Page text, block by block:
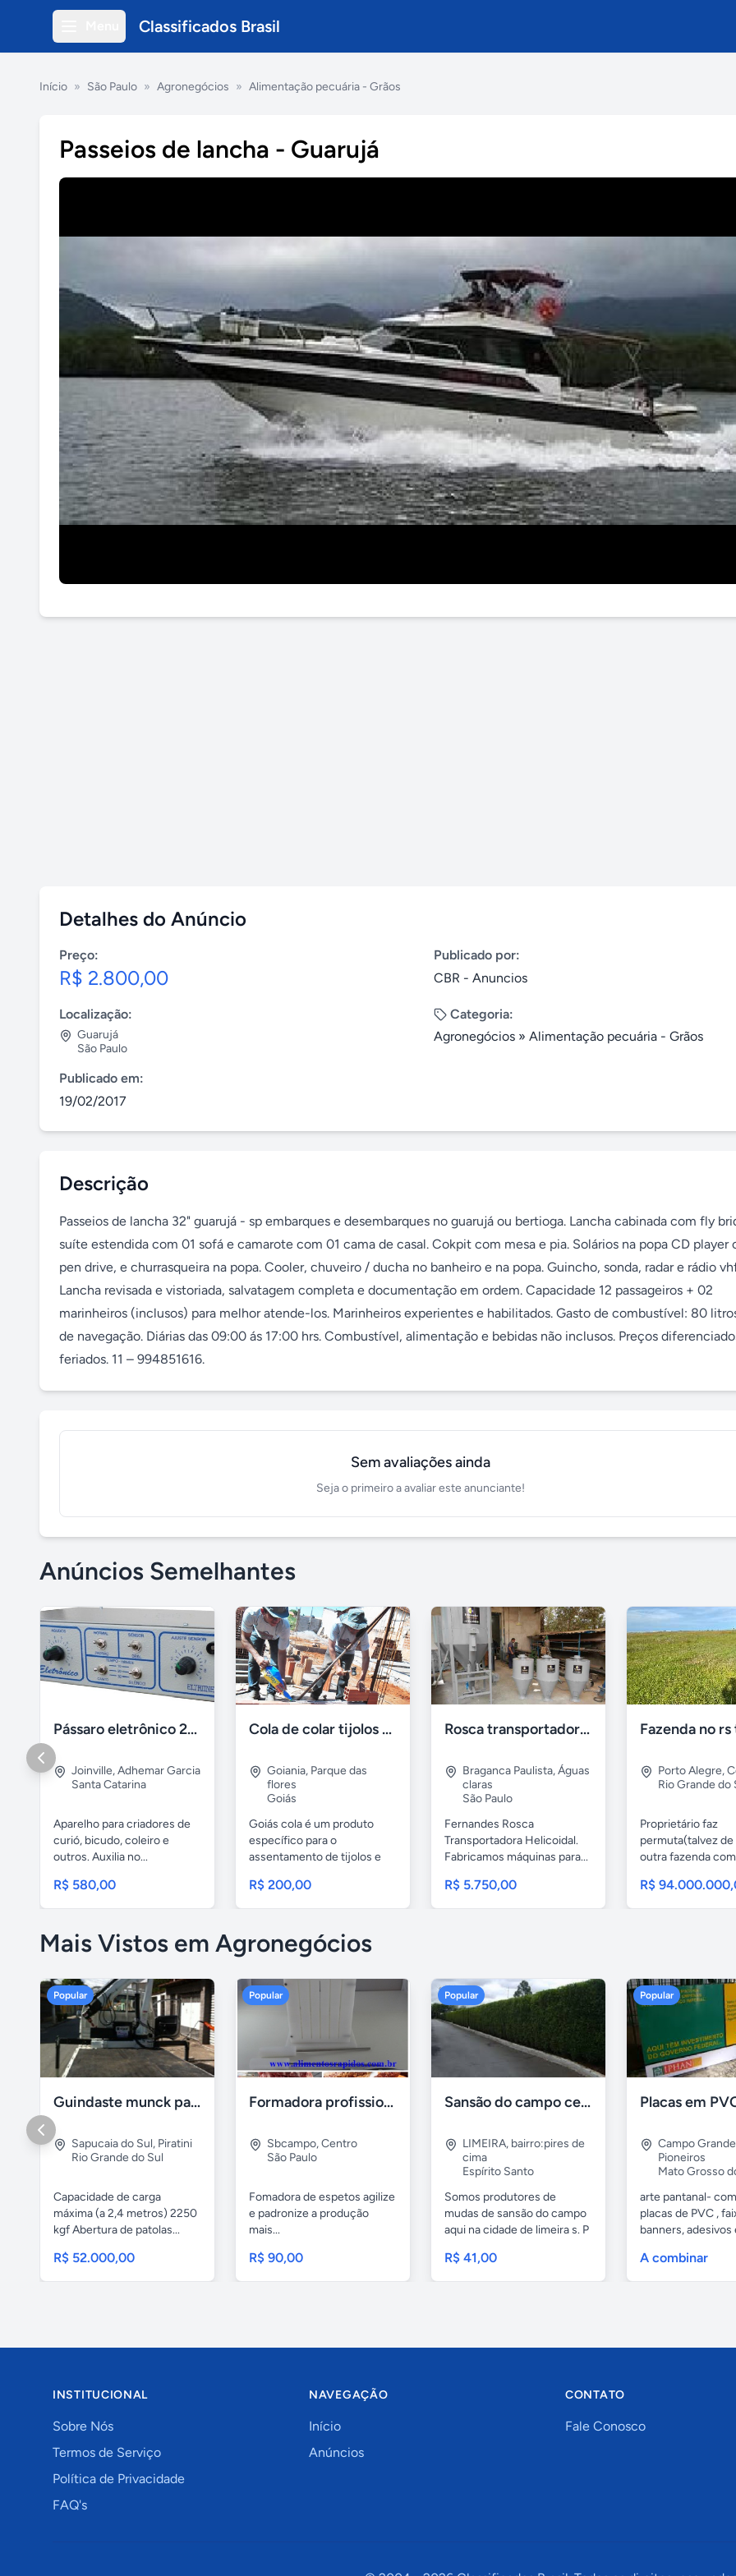
Classificados Brasil
Início » São Paulo » Agronegócios » Alimentação pecuária - Grãos
Passeios de lancha - Guarujá
Detalhes do Anúncio
Preço:
R$ 2.800,00
Publicado por:
CBR - Anuncios
Localização:
Guarujá
São Paulo
Categoria:
Agronegócios » Alimentação pecuária - Grãos
Publicado em:
19/02/2017
Descrição
Passeios de lancha 32" guarujá - sp embarques e desembarques no guarujá ou bertioga. Lancha cabinada com fly
suíte estendida com 01 sofá e camarote com 01 cama de casal. Cokpit com mesa e pia. Solários na popa CD player
pen drive, e churrasqueira na popa. Cooler, chuveiro / ducha no banheiro e na popa. Guincho, sonda, radar e rádio
Lancha revisada e vistoriada, salvatagem completa e documentação em ordem. Capacidade 12 passageiros + 02
marinheiros (inclusos) para melhor atende-los. Marinheiros experientes e habilitados. Gasto de combustível: 80
de navegação. Diárias das 09:00 ás 17:00 hrs. Combustível, alimentação e bebidas não inclusos. Preços
feriados. 11 – 994851616.
Sem avaliações ainda
Seja o primeiro a avaliar este anunciante!
Anúncios Semelhantes
Pássaro eletrônico 2- curió- bicudo- coleiro
Joinville,Adhemar Garcia
Santa Catarina
Aparelho para criadores de
curió, bicudo, coleiro e
outros. Auxilia no...
R$ 580,00
Cola de colar tijolos e blocos goiascola
Goiania, Parque das
flores
Goiás
Goiás cola é um produto
específico para o
assentamento de tijolos e
R$ 200,00
Rosca transportadora helicoidal para grãos
Braganca Paulista,Águas
claras
São Paulo
Fernandes Rosca
Transportadora Helicoidal.
Fabricamos máquinas para...
R$ 5.750,00
Fazenda no
Porto Alegre,
Rio Grande do
Proprietário faz
permuta(talvez
outra fazenda
R$
Mais Vistos em Agronegócios
Popular
Guindaste munck para 2 toneladas
Sapucaia do Sul, Piratini
Rio Grande do Sul
Capacidade de carga
máxima (a 2,4 metros) 2250
kgf Abertura de patolas...
R$ 52.000,00
Popular
Formadora profissional carne
Sbcampo,Centro
São Paulo
Fomadora de espetos agilize
e padronize a produção
mais...
R$ 90,00
Popular
Sansão do campo cerca viva por 0,65 á muda
LIMEIRA, bairro:pires de
cima
Espírito Santo
Somos produtores de
mudas de sansão do campo
aqui na cidade de limeira s. P
R$ 41,00
Popular
Campo Grande
Pioneiros
Mato Grosso
arte pantanal-
placas de PVC ,
banners, adesivos
A combinar
INSTITUCIONAL
Sobre Nós
Termos de Serviço
Política de Privacidade
FAQ's
NAVEGAÇÃO
Início
Anúncios
CONTATO
Fale Conosco